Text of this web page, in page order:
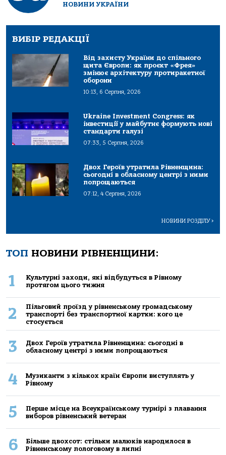
НОВИНИ УКРАЇНИ
ВИБІР РЕДАКЦІЇ
Від захисту України до спільного
щита Європи: як проєкт «Фрея»
змінює архітектуру протиракетної
оборони
10:13, 6 Серпня, 2026
Ukraine Investment Congress: як
інвестиції у майбутнє формують нові
стандарти галузі
07:33, 5 Серпня, 2026
Двох Героїв утратила Рівненщина:
сьогодні в обласному центрі з ними
попрощаються
07:12, 4 Серпня, 2026
НОВИНИ РОЗДІЛУ>
ТОП НОВИНИ РІВНЕНЩИНИ:
1
Культурні заходи, які відбудуться в Рівному
протягом цього тижня
2
Пільговий проїзд у рівненському громадському
транспорті без транспортної картки: кого це
стосується
3
Двох Героїв утратила Рівненщина: сьогодні в
обласному центрі з ними попрощаються
4
Музиканти з кількох країн Європи виступлять у
Рівному
5
Перше місце на Всеукраїнському турнірі з плавання
виборов рівненський ветеран
6
Більше двохсот: стільки малюків народилося в
Рівненському пологовому в липні